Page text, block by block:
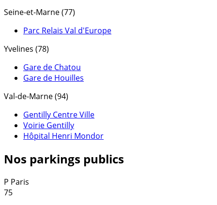
Seine-et-Marne (77)
Parc Relais Val d'Europe
Yvelines (78)
Gare de Chatou
Gare de Houilles
Val-de-Marne (94)
Gentilly Centre Ville
Voirie Gentilly
Hôpital Henri Mondor
Nos parkings publics
P Paris
75